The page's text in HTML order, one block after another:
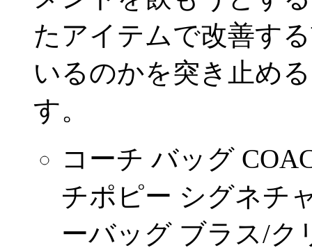
たアイテムで改善す
いるのかを突き止め
す。
コーチ バッグ
チポピー シグネチ
ーバッグ ブラス/ク